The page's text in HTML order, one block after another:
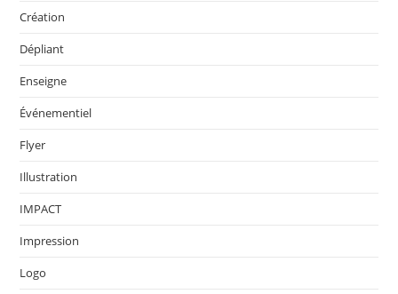
Création
Dépliant
Enseigne
Événementiel
Flyer
Illustration
IMPACT
Impression
Logo